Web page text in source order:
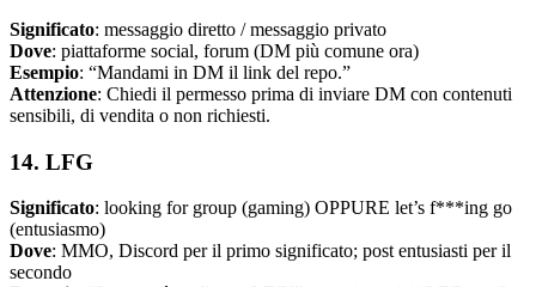
Significato: messaggio diretto / messaggio privato
Dove: piattaforme social, forum (DM più comune ora)
Esempio: “Mandami in DM il link del repo.”
Attenzione: Chiedi il permesso prima di inviare DM con contenuti
sensibili, di vendita o non richiesti.
14. LFG
Significato: looking for group (gaming) OPPURE let’s f***ing go
(entusiasmo)
Dove: MMO, Discord per il primo significato; post entusiasti per il
secondo